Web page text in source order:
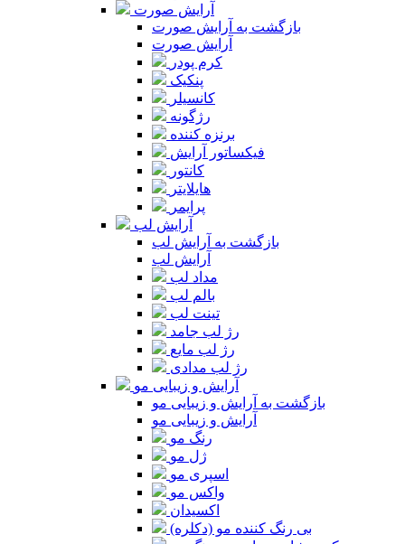
آرایش صورت
بازگشت به آرایش صورت
آرایش صورت
کرم پودر
پنکیک
کانسیلر
رژگونه
برنزه کننده
فیکساتور آرایش
کانتور
هایلایتر
پرایمر
آرایش لب
بازگشت به آرایش لب
آرایش لب
مداد لب
بالم لب
تینت لب
رژ لب جامد
رژ لب مایع
رژ لب مدادی
آرایش و زیبایی مو
بازگشت به آرایش و زیبایی مو
آرایش و زیبایی مو
رنگ مو
ژل مو
اسپری مو
واکس مو
اکسیدان
بی رنگ کننده مو (دکلره)